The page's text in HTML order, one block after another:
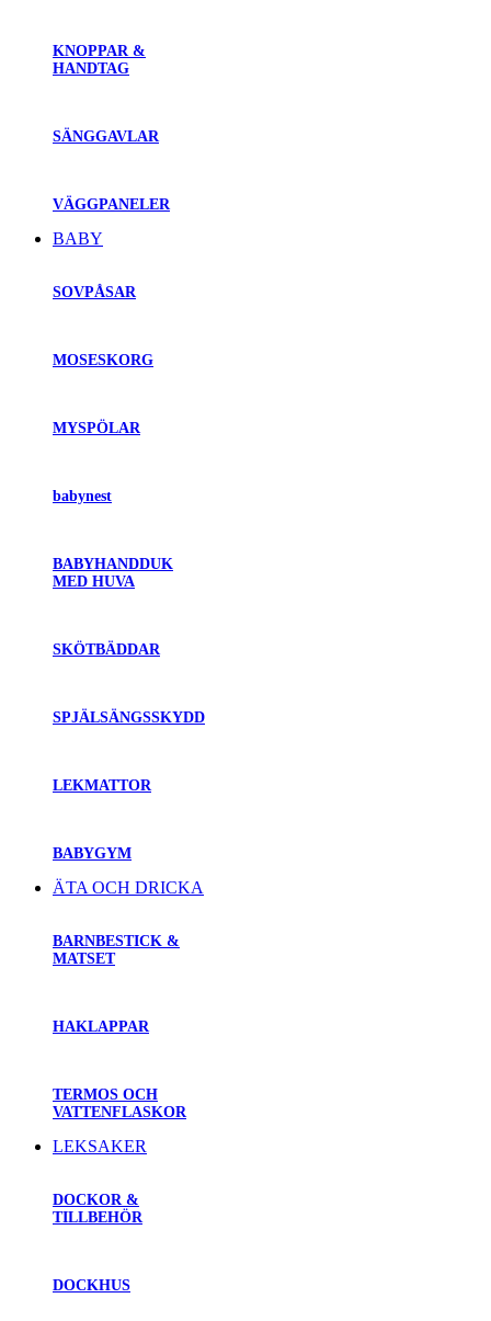
KNOPPAR &
HANDTAG
SÄNGGAVLAR
VÄGGPANELER
BABY
SOVPÅSAR
MOSESKORG
MYSPÖLAR
babynest
BABYHANDDUK
MED HUVA
SKÖTBÄDDAR
SPJÄLSÄNGSSKYDD
LEKMATTOR
BABYGYM
ÄTA OCH DRICKA
BARNBESTICK &
MATSET
HAKLAPPAR
TERMOS OCH
VATTENFLASKOR
LEKSAKER
DOCKOR &
TILLBEHÖR
DOCKHUS